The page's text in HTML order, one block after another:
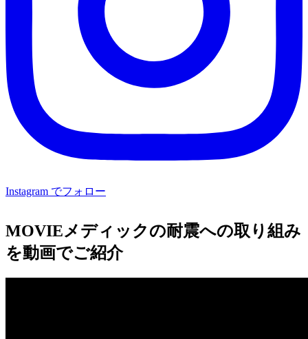
Instagram でフォロー
MOVIEメディックの耐震への取り組み
を動画でご紹介